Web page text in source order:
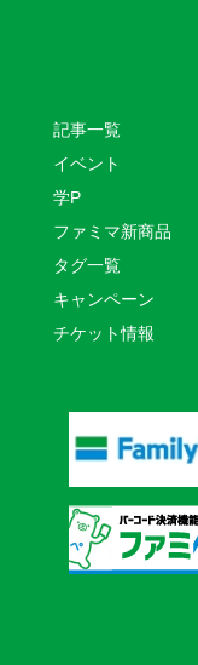
記事一覧
イベント
学P
ファミマ新商品
タグ一覧
キャンペーン
チケット情報